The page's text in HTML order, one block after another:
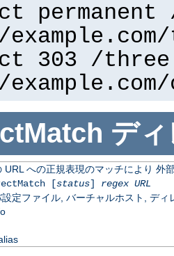
permanent
303 /three
デ
URL への正規表現のマッチにより 外
[status] regex URL
定ファイル, バーチャルホスト, ディ